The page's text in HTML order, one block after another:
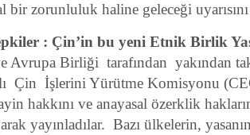
bir zorunluluk haline geleceği
: Çin’in bu yeni Etnik Birlik
Avrupa Birliği tarafından yakından
Çin İşlerini Yürütme Komisyonu
hakkını ve anayasal özerklik
yayınladılar. Bazı ülkelerin,